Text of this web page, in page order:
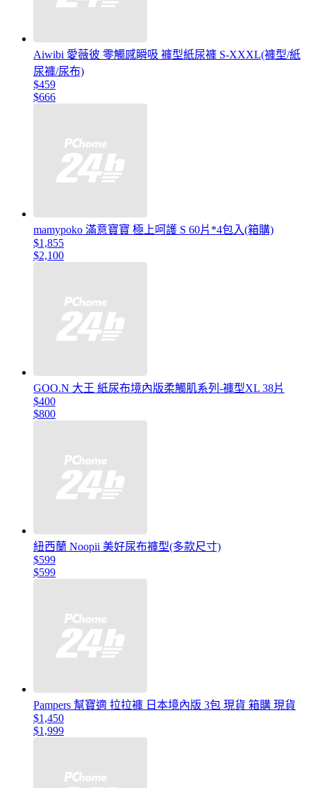
Aiwibi 愛薇彼 零觸感瞬吸 褲型紙尿褲 S-XXXL(褲型/紙
尿褲/尿布)
$459
$666
mamypoko 滿意寶寶 極上呵護 S 60片*4包入(箱購)
$1,855
$2,100
GOO.N 大王 紙尿布境內版柔觸肌系列-褲型XL 38片
$400
$800
紐西蘭 Noopii 美好尿布褲型(多款尺寸)
$599
$599
Pampers 幫寶適 拉拉褲 日本境內版 3包 現貨 箱購 現貨
$1,450
$1,999